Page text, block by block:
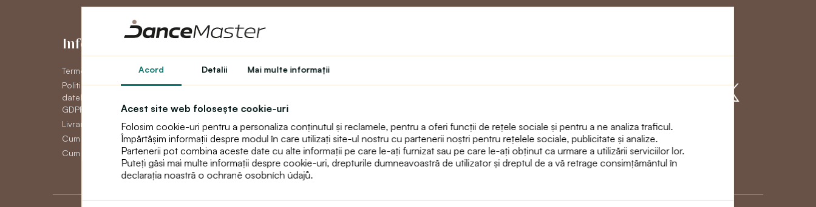
Acord Detalii Mai multe informaţii
Acest site web folosește cookie-uri
Folosim cookie-uri pentru a personaliza conținutul și reclamele, pentru a oferi funcții de rețele sociale și pentru a ne analiza traficul.
Împărtășim informații despre modul în care utilizați site-ul nostru cu partenerii noștri pentru rețelele sociale, publicitate și analize.
Partenerii pot combina aceste date cu alte informații pe care le-ați furnizat sau pe care le-ați obținut ca urmare a utilizării serviciilor lor.
Puteți găsi mai multe informații despre cookie-uri, drepturile dumneavoastră de utilizator și dreptul de a vă retrage consimțământul în
declarația noastră o ochraně osobních údajů.
Informaţii
Termeni și condiții generale
Politica de confidențial a
datelor cu caracter personal
GDPR
Livrare
Cum să plătească
Cum să faci un retur
Contul meu
Istoric comenzi
Master
Program de fidelitate
Teatru
text_faq
noi